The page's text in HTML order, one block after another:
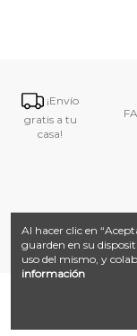
¡Envío
gratis a tu
casa!
Al hacer clic en
guarden en su
uso del mismo, y
información